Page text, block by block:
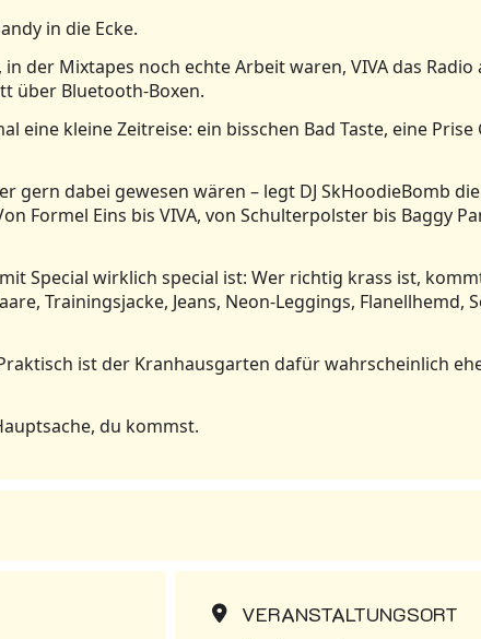
in die Ecke.
in der Mixtapes noch echte Arbeit waren, VIVA das
über Bluetooth-Boxen.
eine kleine Zeitreise: ein bisschen Bad Taste, eine
gern dabei gewesen wären – legt DJ SkHoodieBomb
Formel Eins bis VIVA, von Schulterpolster bis Baggy
Special wirklich special ist: Wer richtig krass ist,
Trainingsjacke, Jeans, Neon-Leggings, Flanellhemd,
ist der Kranhausgarten dafür wahrscheinlich
du kommst.
VERANSTALTUNGSORT